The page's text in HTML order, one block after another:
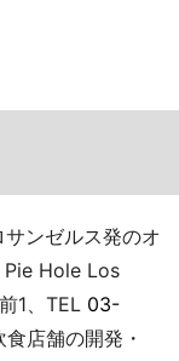
ンゼルス発のオ
Pie Hole Los
1、TEL 03-
店舗の開発・